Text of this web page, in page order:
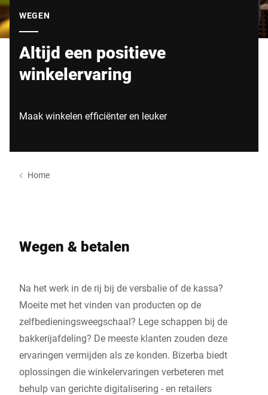
WEGEN
Altijd een positieve
winkelervaring
Maak winkelen efficiënter en leuker
Home
Wegen & betalen
Na het werk in de rij bij de versbalie of de kassa?
Moeite met het vinden van producten op de
zelfbedieningsweegschaal? Lege schappen bij de
bakkerijafdeling? De meeste klanten zouden deze
ervaringen vermijden als ze konden. Bizerba biedt
oplossingen die winkelervaringen verbeteren met
behulp van gerichte digitalisering - en retailers